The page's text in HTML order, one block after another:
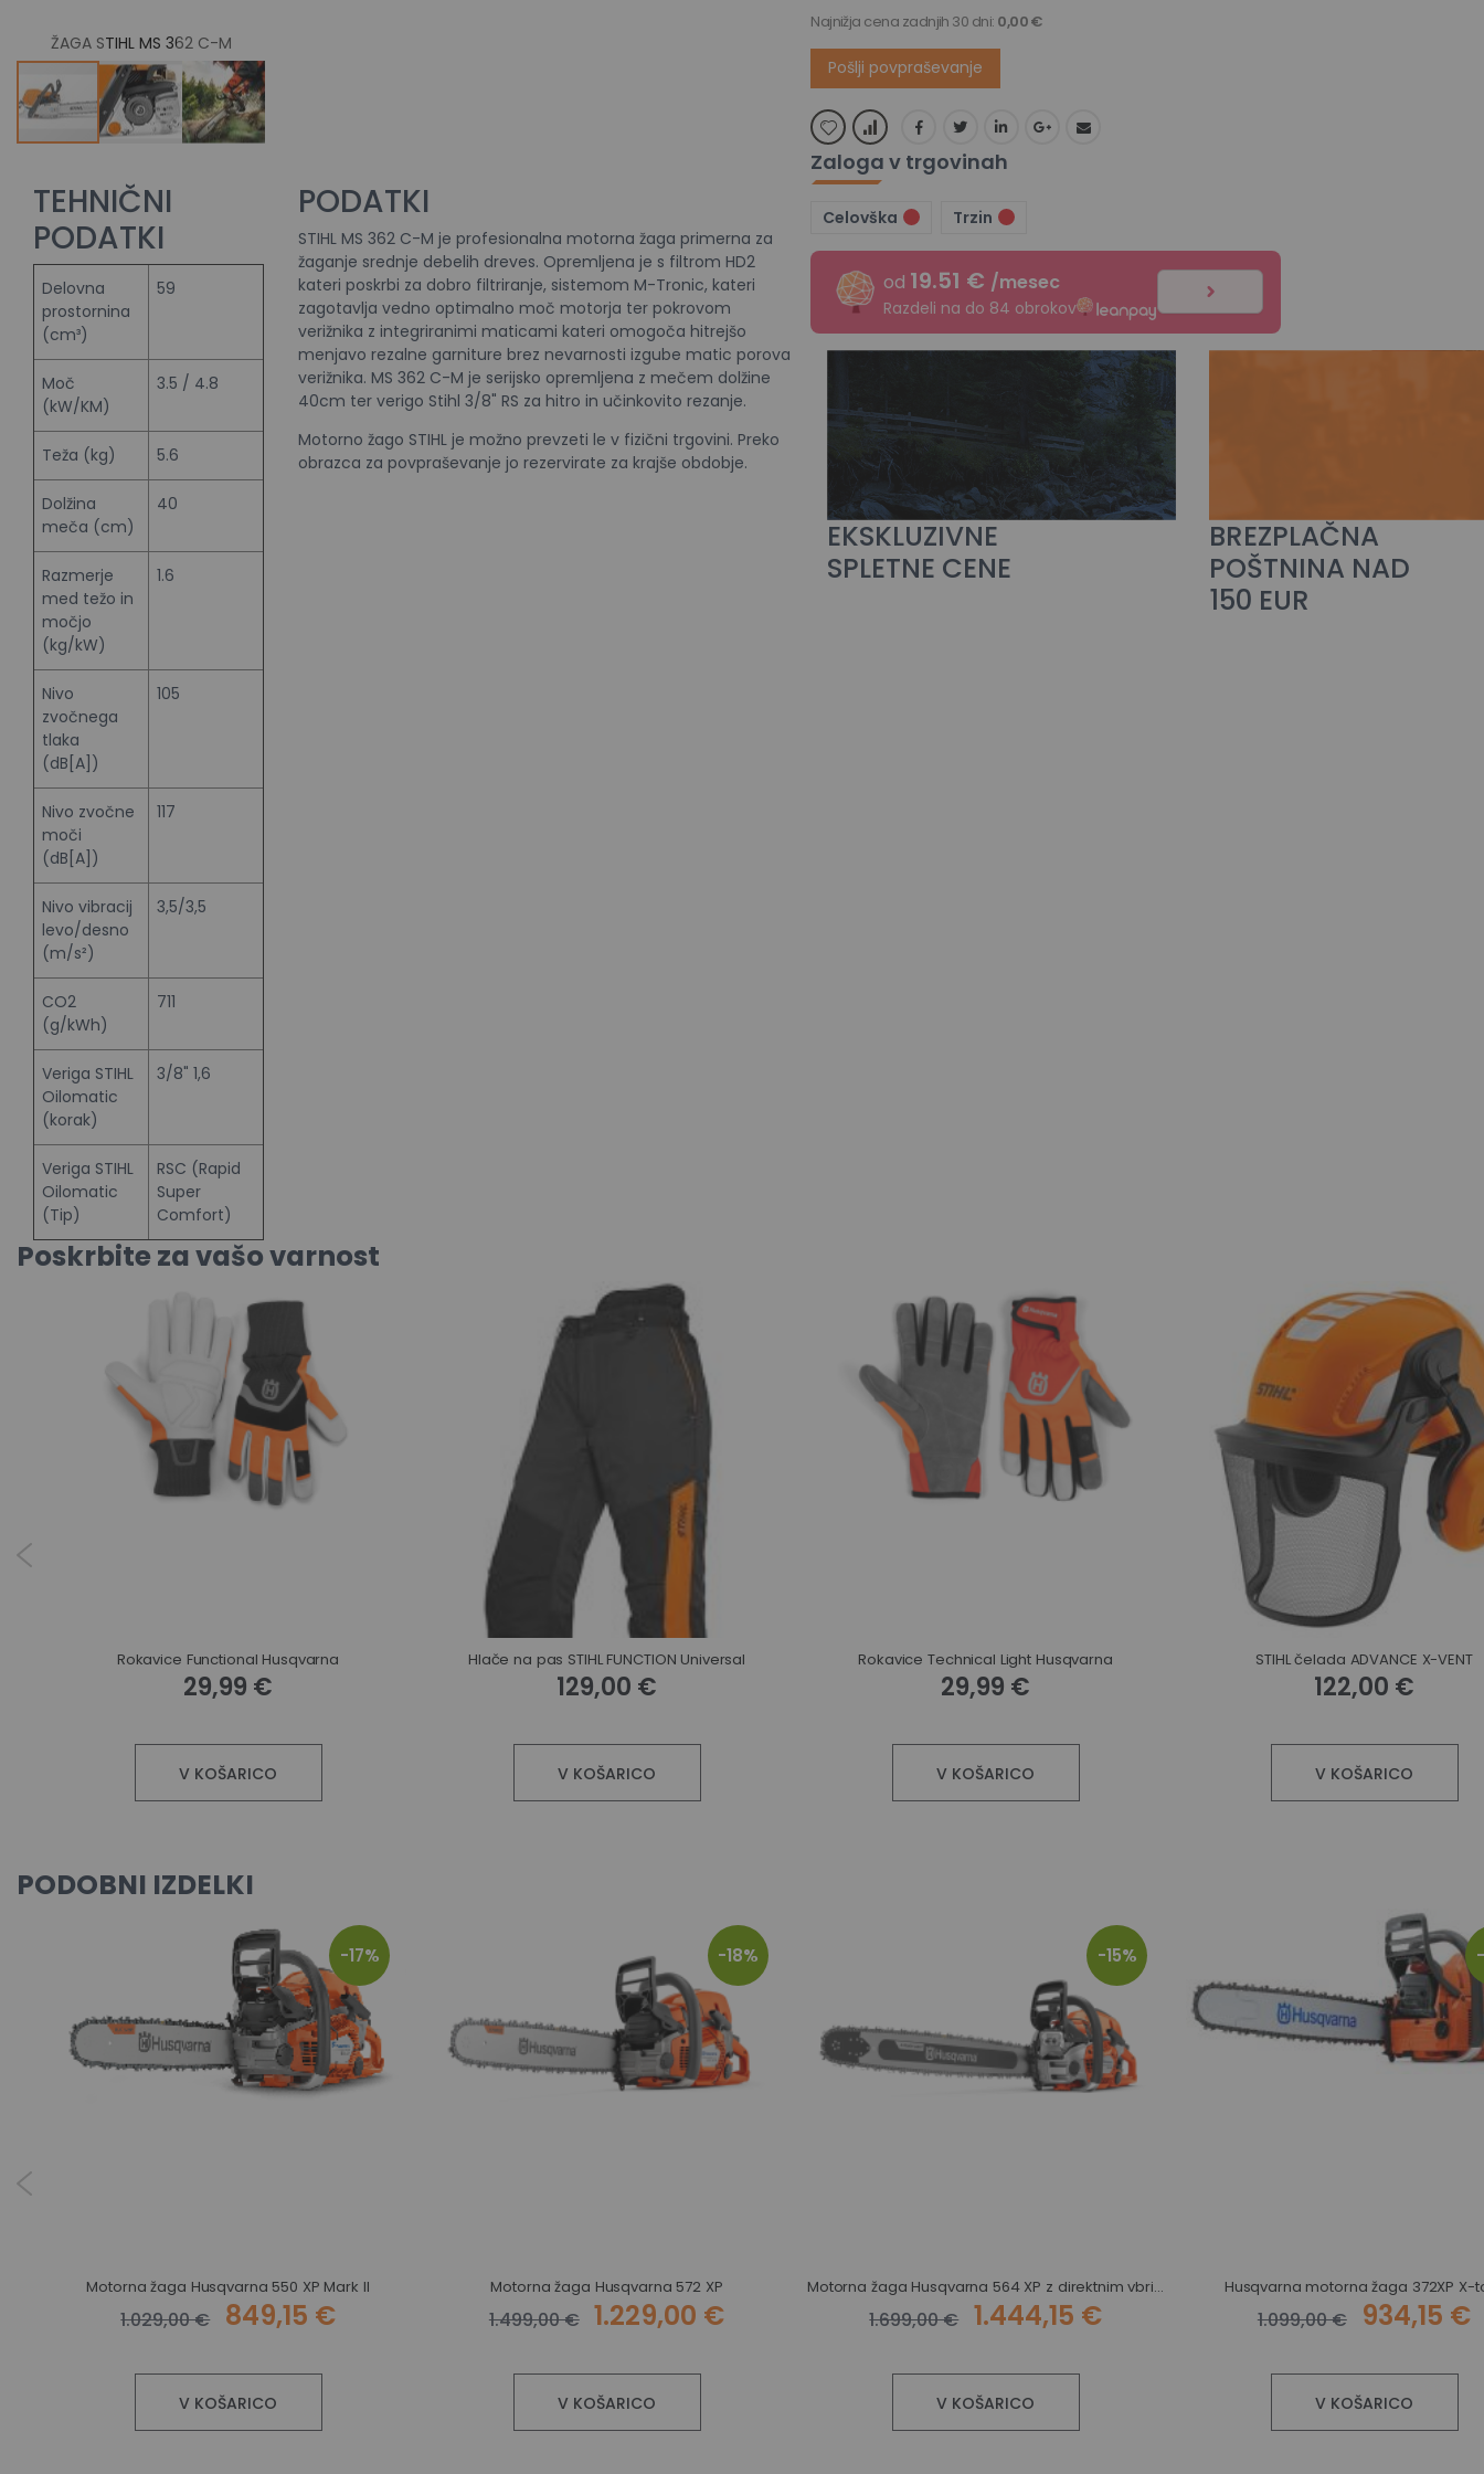
ŽAGA STIHL MS 362 C-M
Najnižja cena zadnjih 30 dni: 0,00 €
Pošlji povpraševanje
Zaloga v trgovinah
Celovška Trzin
od 19.51 € /mesec
Razdeli na do 84 obrokov
EKSKLUZIVNE
SPLETNE CENE
BREZPLAČNA
POŠTNINA NAD
150 EUR
TEHNIČNI
PODATKI
Delovna
prostornina
(cm³)
59
Moč
(kW/KM)
3.5 / 4.8
Teža (kg) 5.6
Dolžina
meča (cm)
40
Razmerje
med težo in
močjo
(kg/kW)
1.6
Nivo
zvočnega
tlaka
(dB[A])
105
Nivo zvočne
moči
(dB[A])
117
Nivo vibracij
levo/desno
(m/s²)
3,5/3,5
CO2
(g/kWh)
711
Veriga STIHL
Oilomatic
(korak)
3/8" 1,6
Veriga STIHL
Oilomatic
(Tip)
RSC (Rapid
Super
Comfort)
PODATKI
STIHL MS 362 C-M je profesionalna motorna žaga primerna za
žaganje srednje debelih dreves. Opremljena je s filtrom HD2
kateri poskrbi za dobro filtriranje, sistemom M-Tronic, kateri
zagotavlja vedno optimalno moč motorja ter pokrovom
verižnika z integriranimi maticami kateri omogoča hitrejšo
menjavo rezalne garniture brez nevarnosti izgube matic porova
verižnika. MS 362 C-M je serijsko opremljena z mečem dolžine
40cm ter verigo Stihl 3/8" RS za hitro in učinkovito rezanje.
Motorno žago STIHL je možno prevzeti le v fizični trgovini. Preko
obrazca za povpraševanje jo rezervirate za krajše obdobje.
Poskrbite za vašo varnost
Rokavice Functional Husqvarna
29,99 €
V KOŠARICO
Hlače na pas STIHL FUNCTION Universal
129,00 €
V KOŠARICO
Rokavice Technical Light Husqvarna
29,99 €
V KOŠARICO
STIHL čelada ADVANCE X-VENT
122,00 €
V KOŠARICO
PODOBNI IZDELKI
-17%
Motorna žaga Husqvarna 550 XP Mark II
1.029,00 € 849,15 €
V KOŠARICO
-18%
Motorna žaga Husqvarna 572 XP
1.499,00 € 1.229,00 €
V KOŠARICO
-15%
Motorna žaga Husqvarna 564 XP z direktnim vbrizgom goriva - na zalogi
1.699,00 € 1.444,15 €
V KOŠARICO
Husqvarna motorna žaga 372XP X-
1.099,00 € 934,15 €
V KOŠARICO